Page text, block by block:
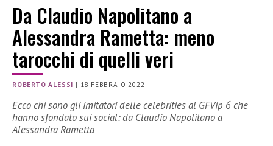
Da Claudio Napolitano a
Alessandra Rametta: meno
tarocchi di quelli veri
ROBERTO ALESSI | 18 FEBBRAIO 2022
Ecco chi sono gli imitatori delle celebrities al GFVip 6 che
hanno sfondato sui social: da Claudio Napolitano a
Alessandra Rametta